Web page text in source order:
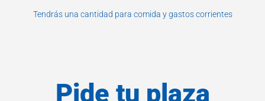
Tendrás una cantidad para comida y gastos corrientes
Pide tu plaza